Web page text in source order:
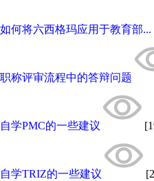
如何将六西格玛应用于教育部...
职称评审流程中的答辩问题
自学PMC的一些建议
自学TRIZ的一些建议